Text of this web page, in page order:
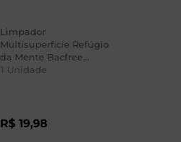
Limpador
Multisuperficie Refúgio
da Mente Bacfree
Coperalcool 500ml
1 Unidade
R$ 19,98